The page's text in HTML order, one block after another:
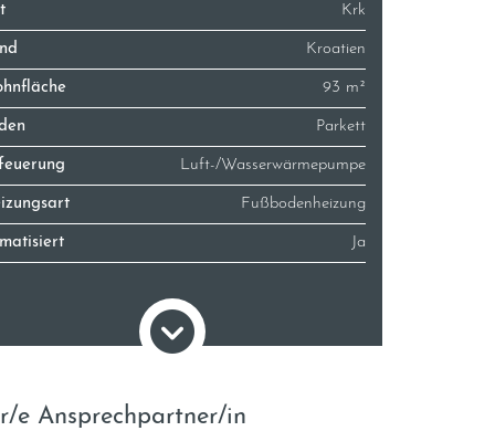
Krk
Kroatien
93 m²
Parkett
Luft-/Wasserwärmepumpe
Fußbodenheizung
Ja
e Ansprechpartner/in